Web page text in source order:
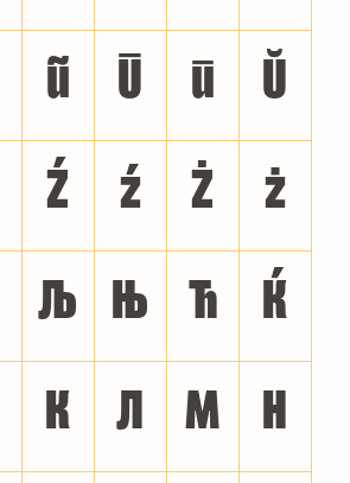
ũ Ū ū Ŭ
Ź ź Ż ż
Љ Њ Ћ Ќ
К Л М Н